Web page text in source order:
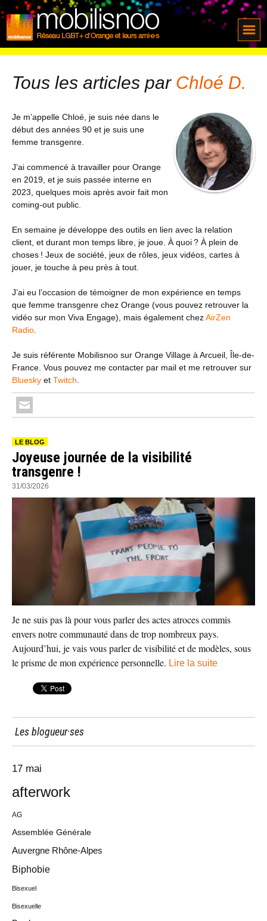
Tous les articles par Chloé D.
Je m’appelle Chloé, je suis née dans le
début des années 90 et je suis une
femme transgenre.
J’ai commencé à travailler pour Orange
en 2019, et je suis passée interne en
2023, quelques mois après avoir fait mon
coming-out public.
En semaine je développe des outils en lien avec la relation
client, et durant mon temps libre, je joue. À quoi ? À plein de
choses ! Jeux de société, jeux de rôles, jeux vidéos, cartes à
jouer, je touche à peu près à tout.
J’ai eu l’occasion de témoigner de mon expérience en temps
que femme transgenre chez Orange (vous pouvez retrouver la
vidéo sur mon Viva Engage), mais également chezAirZen
Radio
Je suis référente Mobilisnoo sur Orange Village à Arcueil, Île-de-
France. Vous pouvez me contacter par mail et me retrouver sur
Bluesky et Twitch
LE BLOG
Joyeuse journée de la visibilité
transgenre !
31/03/2026
Je ne suis pas là pour vous parler des actes atroces commis
envers notre communauté dans de trop nombreux pays.
Aujourd’hui, je vais vous parler de visibilité et de modèles, sous
le prisme de mon expérience personnelle. Lire la suite
Les blogueur·ses
17 mai
afterwork
AG
Assemblée Générale
Auvergne Rhône-Alpes
Biphobie
Bisexuel
Bisexuelle